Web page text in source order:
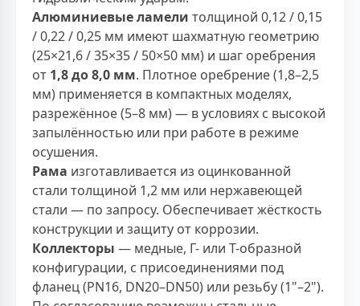
Алюминиевые ламели толщиной 0,12 / 0,15
/ 0,22 / 0,25 мм имеют шахматную геометрию
(25×21,6 / 35×35 / 50×50 мм) и шаг оребрения
от 1,8 до 8,0 мм. Плотное оребрение (1,8–2,5
мм) применяется в компактных моделях,
разрежённое (5–8 мм) — в условиях с высокой
запылённостью или при работе в режиме
осушения.
Рама изготавливается из оцинкованной
стали толщиной 1,2 мм или нержавеющей
стали — по запросу. Обеспечивает жёсткость
конструкции и защиту от коррозии.
Коллекторы — медные, Г- или Т-образной
конфигурации, с присоединениями под
фланец (PN16, DN20–DN50) или резьбу (1"–2").